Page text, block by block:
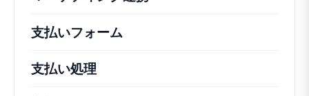
支払いフォーム
支払い処理